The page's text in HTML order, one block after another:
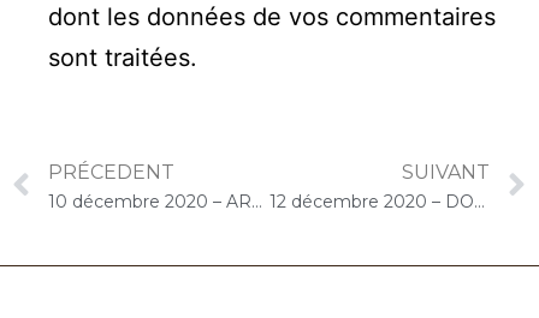
dont les données de vos commentaires
sont traitées.
PRÉCEDENT
10 décembre 2020 – ARPAVIE Les Lozaits (Villejuif) : Concert « Choco-Cello Solo »
SUIVANT
12 décembre 2020 – DOMITYS Les Symphoniales (Le Chesnay-Rocquencourt) : Concert « Choco-Cello Solo »